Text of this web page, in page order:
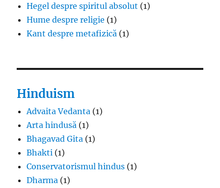
Hegel despre spiritul absolut (1)
Hume despre religie (1)
Kant despre metafizică (1)
Hinduism
Advaita Vedanta (1)
Arta hindusă (1)
Bhagavad Gita (1)
Bhakti (1)
Conservatorismul hindus (1)
Dharma (1)